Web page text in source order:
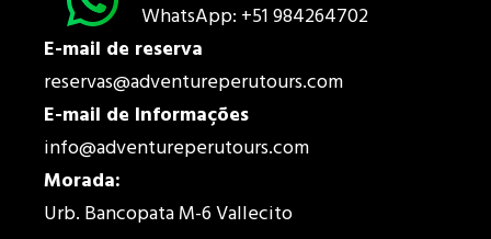
WhatsApp: +51 984264702
E-mail de reserva
reservas@adventureperutours.com
E-mail de Informações
info@adventureperutours.com
Morada:
Urb. Bancopata M-6 Vallecito